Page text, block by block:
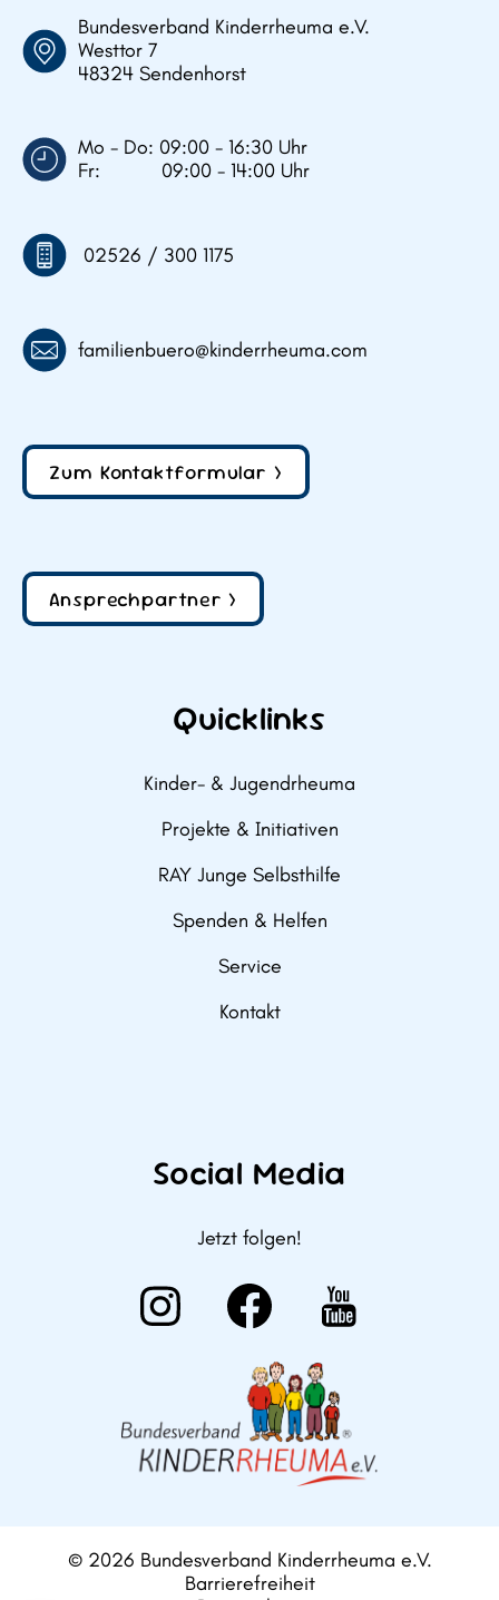
Quicklinks
Kinder- & Jugendrheuma
Projekte & Initiativen
RAY Junge Selbsthilfe
Spenden & Helfen
Service
Kontakt
Bundesverband Kinderrheuma e.V.
Westtor 7
48324 Sendenhorst
Mo - Do: 09:00 - 16:30 Uhr
Fr: 09:00 - 14:00 Uhr
02526 / 300 1175
familienbuero@kinderrheuma.com
Zum Kontaktformular >
Ansprechpartner >
Social Media
Jetzt folgen!
© 2026 Bundesverband Kinderrheuma e.V.
Barrierefreiheit